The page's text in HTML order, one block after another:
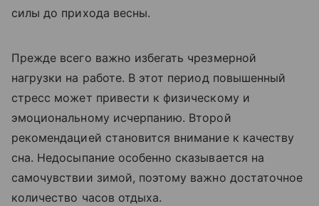
силы до прихода весны.
Прежде всего важно избегать чрезмерной
нагрузки на работе. В этот период повышенный
стресс может привести к физическому и
эмоциональному исчерпанию. Второй
рекомендацией становится внимание к качеству
сна. Недосыпание особенно сказывается на
самочувствии зимой, поэтому важно достаточное
количество часов отдыха.